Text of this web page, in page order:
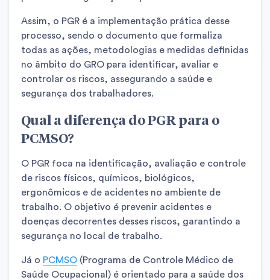
Assim, o PGR é a implementação prática desse
processo, sendo o documento que formaliza
todas as ações, metodologias e medidas definidas
no âmbito do GRO para identificar, avaliar e
controlar os riscos, assegurando a saúde e
segurança dos trabalhadores.
Qual a diferença do PGR para o
PCMSO?
O PGR foca na identificação, avaliação e controle
de riscos físicos, químicos, biológicos,
ergonômicos e de acidentes no ambiente de
trabalho. O objetivo é prevenir acidentes e
doenças decorrentes desses riscos, garantindo a
segurança no local de trabalho.
Já o PCMSO (Programa de Controle Médico de
Saúde Ocupacional) é orientado para a saúde dos